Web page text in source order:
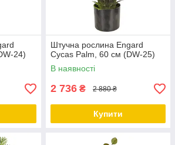
24)
Штучна рослина Engard
Cycas Palm, 60 см (DW-25)
В наявності
2 736 ₴ 2 880 ₴
Купити